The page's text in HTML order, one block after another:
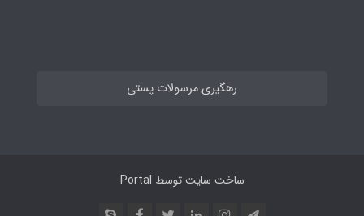
رهگیری مرسولات پستی
ساخت سایت توسط Portal